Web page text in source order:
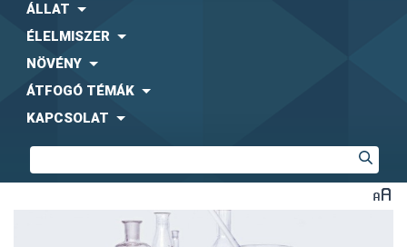
ÁLLAT
ÉLELMISZER
NÖVÉNY
ÁTFOGÓ TÉMÁK
KAPCSOLAT